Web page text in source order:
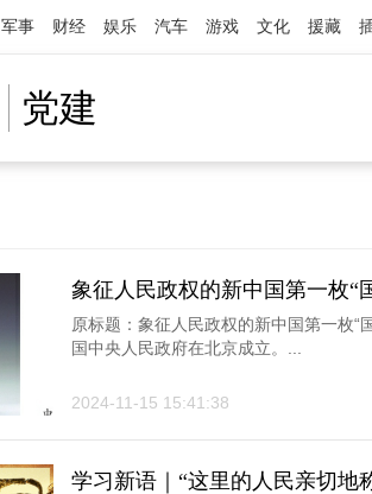
军事 财经 娱乐 汽车 游戏 文化 援藏
党建
象征人民政权的新中国第一枚“
原标题：象征人民政权的新中国第一枚“
国中央人民政府在北京成立。...
2024-11-15 15:41:38
学习新语｜“这里的人民亲切地